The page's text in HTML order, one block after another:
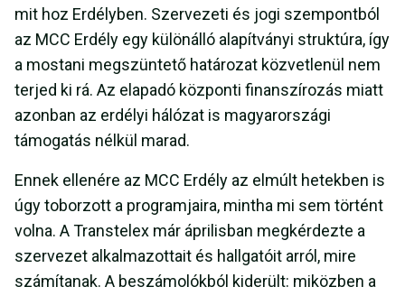
mit hoz Erdélyben. Szervezeti és jogi szempontból
az MCC Erdély egy különálló alapítványi struktúra, így
a mostani megszüntető határozat közvetlenül nem
terjed ki rá. Az elapadó központi finanszírozás miatt
azonban az erdélyi hálózat is magyarországi
támogatás nélkül marad.
Ennek ellenére az MCC Erdély az elmúlt hetekben is
úgy toborzott a programjaira, mintha mi sem történt
volna. A Transtelex már áprilisban megkérdezte a
szervezet alkalmazottait és hallgatóit arról, mire
számítanak. A beszámolókból kiderült: miközben a